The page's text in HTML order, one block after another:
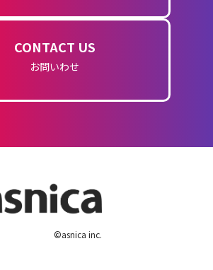
CONTACT US
お問いわせ
©asnica inc.